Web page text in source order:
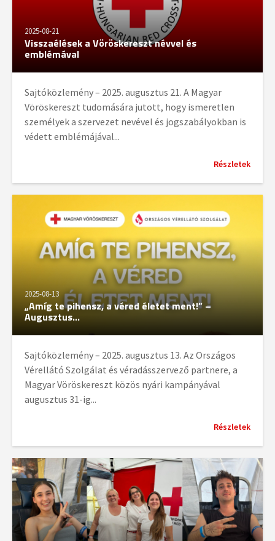
2025-08-21
Visszaélések a Vöröskereszt névvel és
emblémával
Sajtóközlemény – 2025. augusztus 21. A Magyar
Vöröskereszt tudomására jutott, hogy ismeretlen
személyek a szervezet nevével és jogszabályokban is
védett emblémájával...
Részletek
2025-08-13
„Amíg te pihensz, a véred életet ment!” –
Augusztus...
Sajtóközlemény – 2025. augusztus 13. Az Országos
Vérellátó Szolgálat és véradásszervező partnere, a
Magyar Vöröskereszt közös nyári kampányával
augusztus 31-ig...
Részletek